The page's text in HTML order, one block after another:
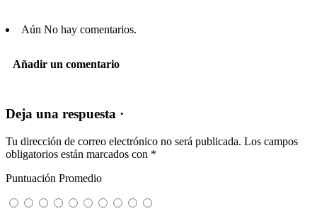
Aún No hay comentarios.
Añadir un comentario
Deja una respuesta ·
Tu dirección de correo electrónico no será publicada. Los campos
obligatorios están marcados con *
Puntuación Promedio